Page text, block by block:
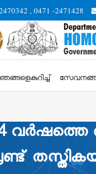
, 0471 -2471428
ഞങ്ങളെകുറിച്ച്